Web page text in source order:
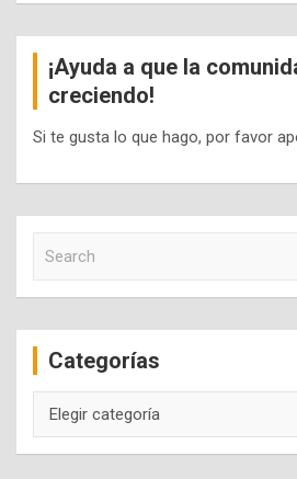
¡Ayuda a que la
creciendo!
Si te gusta lo que hago, por favor
c
Categorías